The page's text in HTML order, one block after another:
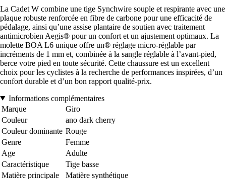
La Cadet W combine une tige Synchwire souple et respirante avec une
plaque robuste renforcée en fibre de carbone pour une efficacité de
pédalage, ainsi qu’une assise plantaire de soutien avec traitement
antimicrobien Aegis® pour un confort et un ajustement optimaux. La
molette BOA L6 unique offre un® réglage micro-réglable par
incréments de 1 mm et, combinée à la sangle réglable à l’avant-pied,
berce votre pied en toute sécurité. Cette chaussure est un excellent
choix pour les cyclistes à la recherche de performances inspirées, d’un
confort durable et d’un bon rapport qualité-prix.
Informations complémentaires
Marque
Giro
Couleur
ano dark cherry
Couleur dominante Rouge
Genre
Femme
Age
Adulte
Caractéristique
Tige basse
Matière principale
Matière synthétique